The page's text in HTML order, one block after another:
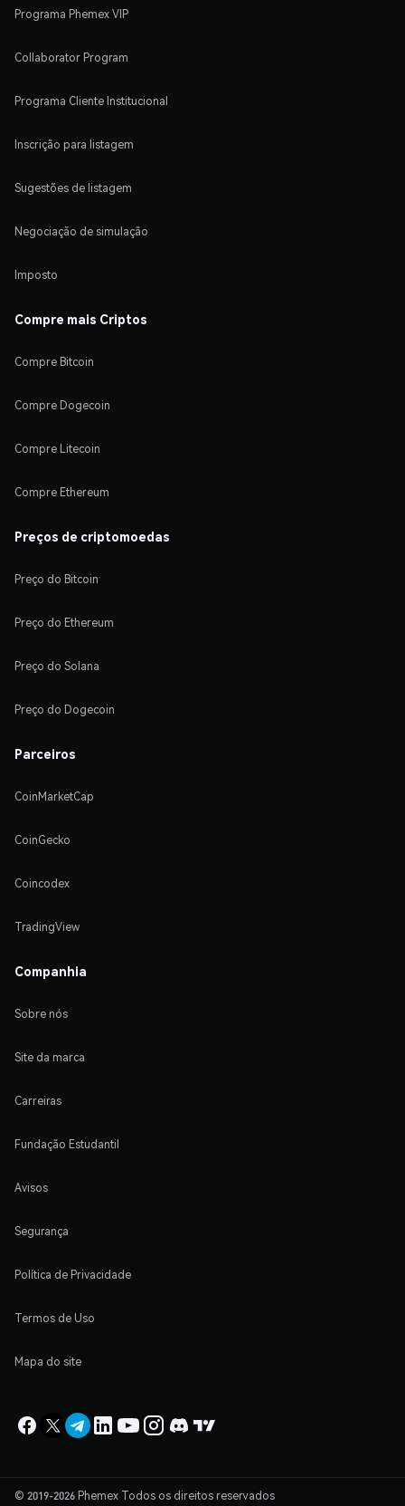
Programa Phemex VIP
Collaborator Program
Programa Cliente Institucional
Inscrição para listagem
Sugestões de listagem
Negociação de simulação
Imposto
Compre mais Criptos
Compre Bitcoin
Compre Dogecoin
Compre Litecoin
Compre Ethereum
Preços de criptomoedas
Preço do Bitcoin
Preço do Ethereum
Preço do Solana
Preço do Dogecoin
Parceiros
CoinMarketCap
CoinGecko
Coincodex
TradingView
Companhia
Sobre nós
Site da marca
Carreiras
Fundação Estudantil
Avisos
Segurança
Política de Privacidade
Termos de Uso
Mapa do site
© 2019-2026 Phemex Todos os direitos reservados